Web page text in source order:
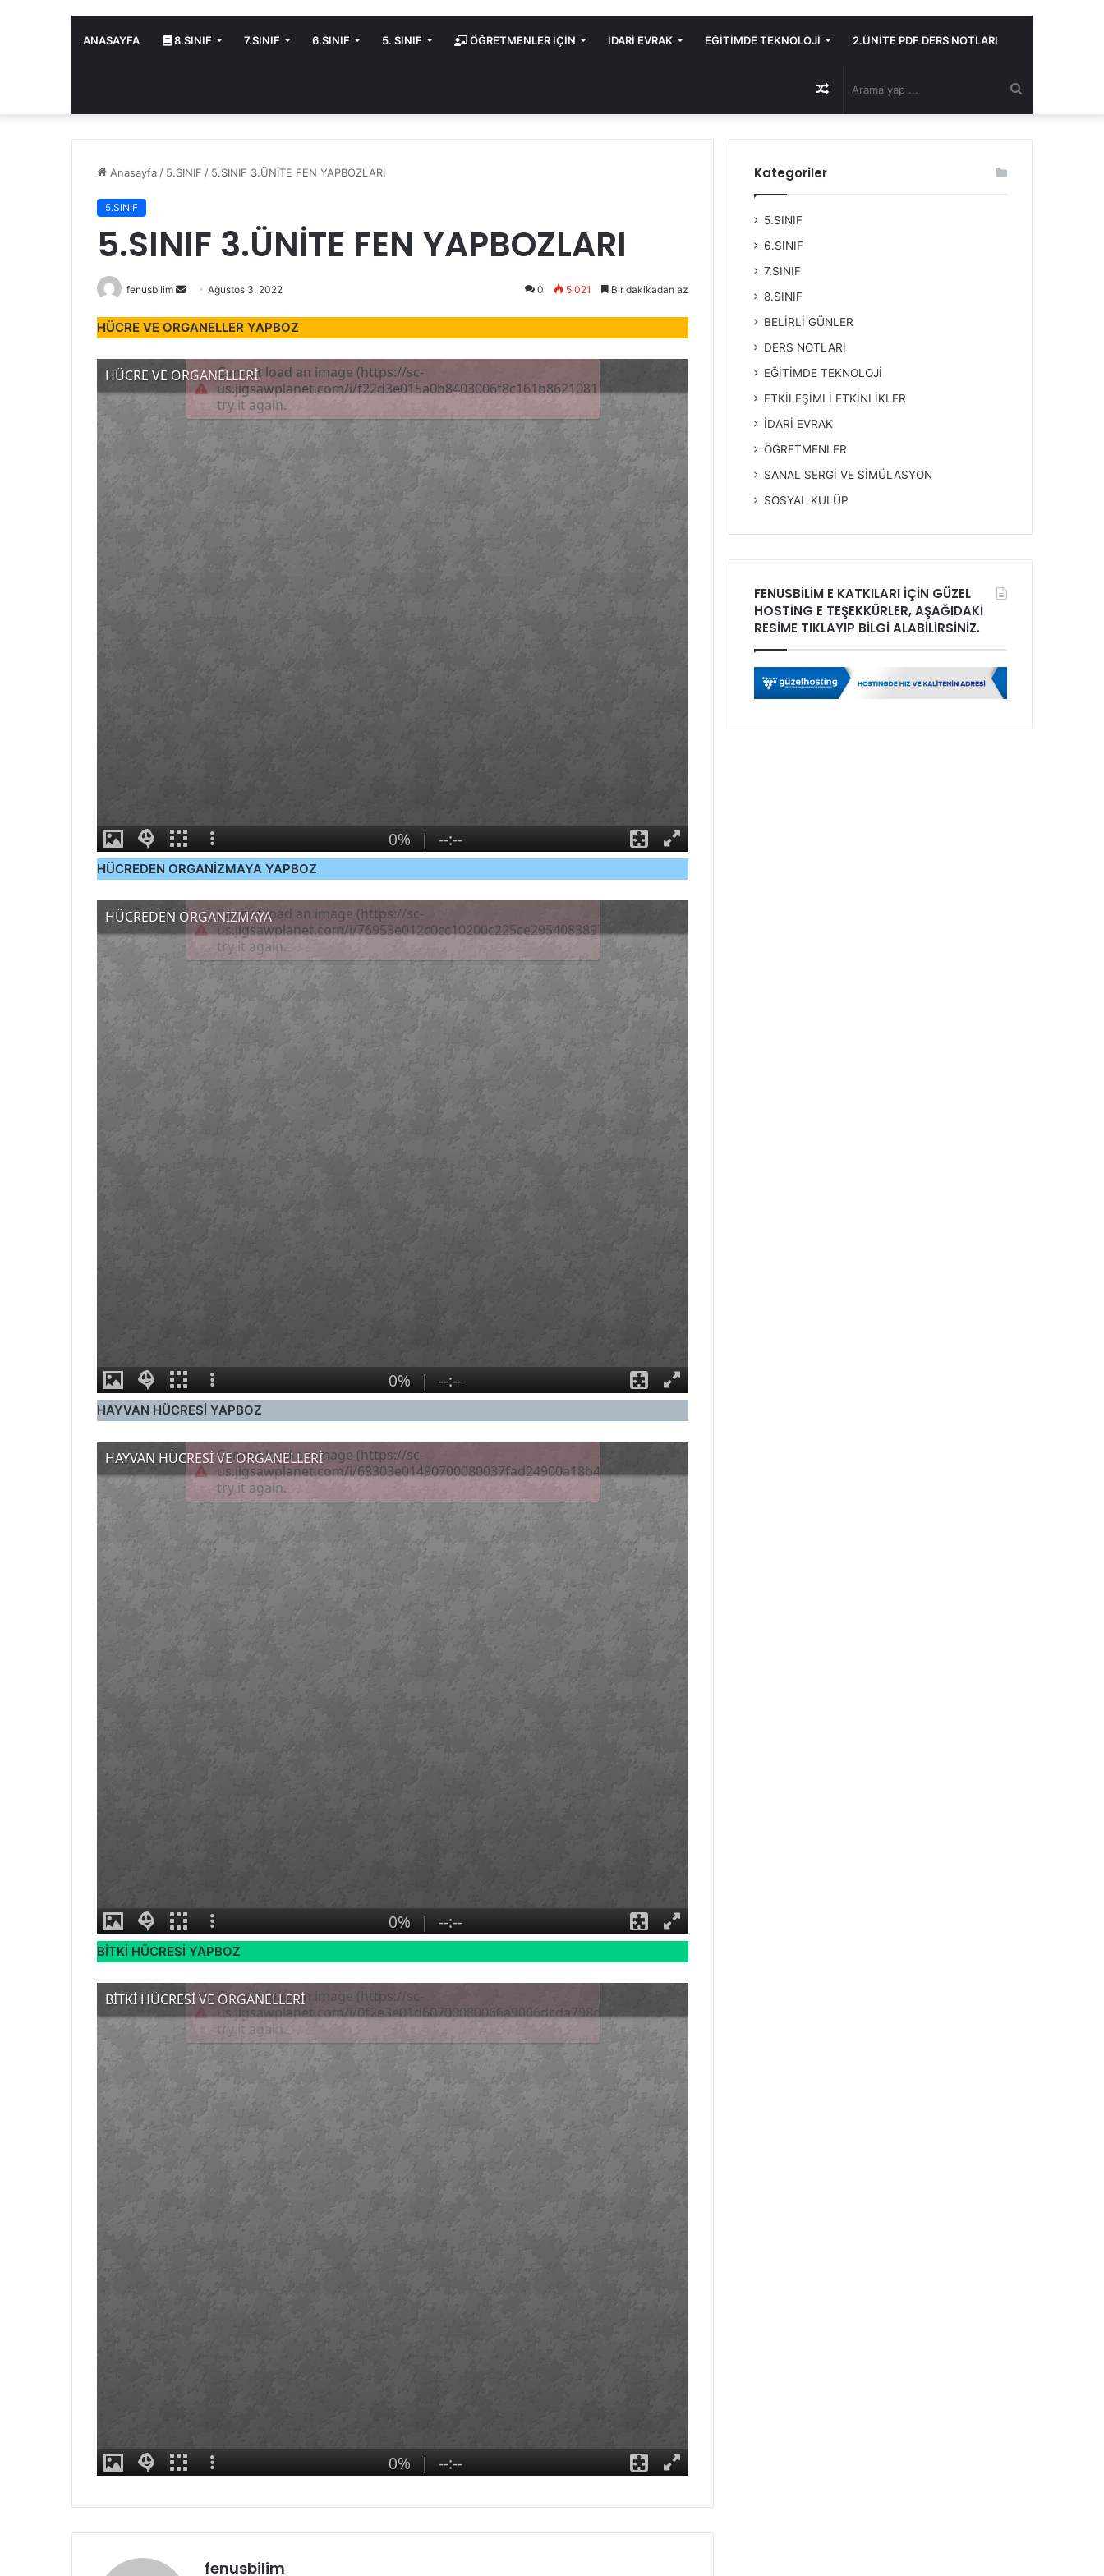
ANASAYFA 8.SINIF 7.SINIF 6.SINIF 5. SINIF ÖĞRETMENLER İÇİN İDARİ EVRAK EĞİTİMDE TEKNOLOJİ 2.ÜNİTE PDF DERS NOTLARI
yap
Rastgele
Makale
Anasayfa / 5.SINIF / 5.SINIF 3.ÜNİTE FEN YAPBOZLARI
5.SINIF
5.SINIF 3.ÜNİTE FEN YAPBOZLARI
fenusbilim
Bir
posta
Ağustos 3, 2022 0 5.021 Bir dakikadan az
HÜCRE VE ORGANELLER YAPBOZ
HÜCREDEN ORGANİZMAYA YAPBOZ
HAYVAN HÜCRESİ YAPBOZ
BİTKİ HÜCRESİ YAPBOZ
fenusbilim
Kategoriler
5.SINIF
6.SINIF
7.SINIF
8.SINIF
BELİRLİ GÜNLER
DERS NOTLARI
EĞİTİMDE TEKNOLOJİ
ETKİLEŞİMLİ ETKİNLİKLER
İDARİ EVRAK
ÖĞRETMENLER
SANAL SERGİ VE SİMÜLASYON
SOSYAL KULÜP
FENUSBİLİM E KATKILARI İÇİN GÜZEL
HOSTİNG E TEŞEKKÜRLER, AŞAĞIDAKİ
RESİME TIKLAYIP BİLGİ ALABİLİRSİNİZ.